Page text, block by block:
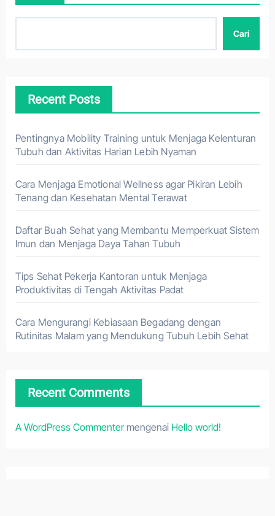
Cari
Recent Posts
Pentingnya Mobility Training untuk Menjaga Kelenturan
Tubuh dan Aktivitas Harian Lebih Nyaman
Cara Menjaga Emotional Wellness agar Pikiran Lebih
Tenang dan Kesehatan Mental Terawat
Daftar Buah Sehat yang Membantu Memperkuat Sistem
Imun dan Menjaga Daya Tahan Tubuh
Tips Sehat Pekerja Kantoran untuk Menjaga
Produktivitas di Tengah Aktivitas Padat
Cara Mengurangi Kebiasaan Begadang dengan
Rutinitas Malam yang Mendukung Tubuh Lebih Sehat
Recent Comments
A WordPress Commentermengenai Hello world!